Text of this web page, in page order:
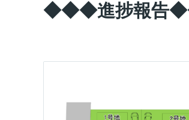
◆◆◆進捗報告